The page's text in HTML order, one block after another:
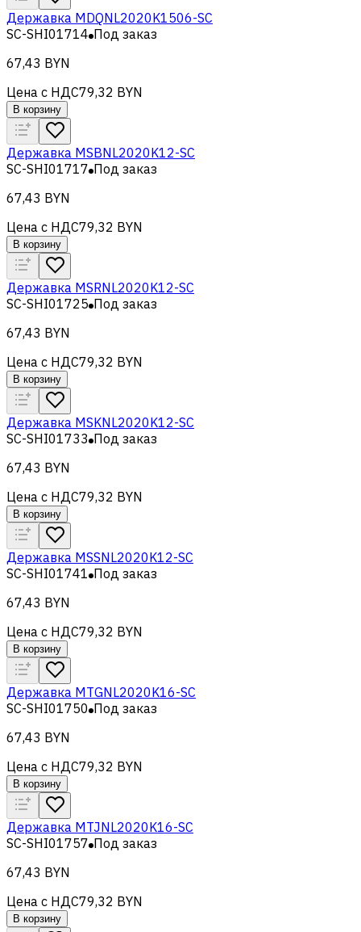
Державка MDQNL2020K1506-SC
SC-SHI01714 Под заказ
67,43 BYN
Цена с НДС79,32 BYN
В корзину
Державка MSBNL2020K12-SC
SC-SHI01717 Под заказ
67,43 BYN
Цена с НДС79,32 BYN
В корзину
Державка MSRNL2020K12-SC
SC-SHI01725 Под заказ
67,43 BYN
Цена с НДС79,32 BYN
В корзину
Державка MSKNL2020K12-SC
SC-SHI01733 Под заказ
67,43 BYN
Цена с НДС79,32 BYN
В корзину
Державка MSSNL2020K12-SC
SC-SHI01741 Под заказ
67,43 BYN
Цена с НДС79,32 BYN
В корзину
Державка MTGNL2020K16-SC
SC-SHI01750 Под заказ
67,43 BYN
Цена с НДС79,32 BYN
В корзину
Державка MTJNL2020K16-SC
SC-SHI01757 Под заказ
67,43 BYN
Цена с НДС79,32 BYN
В корзину